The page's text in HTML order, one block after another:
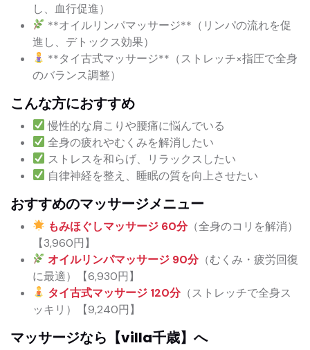
し、血行促進）
**オイルリンパマッサージ**（リンパの流れを促
進し、デトックス効果）
**タイ古式マッサージ**（ストレッチ×指圧で全身
のバランス調整）
こんな方におすすめ
慢性的な肩こりや腰痛に悩んでいる
全身の疲れやむくみを解消したい
ストレスを和らげ、リラックスしたい
自律神経を整え、睡眠の質を向上させたい
おすすめのマッサージメニュー
もみほぐしマッサージ 60分（全身のコリを解消）
【3,960円】
オイルリンパマッサージ 90分（むくみ・疲労回復
に最適）【6,930円】
タイ古式マッサージ 120分（ストレッチで全身ス
ッキリ）【9,240円】
マッサージなら【villa千歳】へ